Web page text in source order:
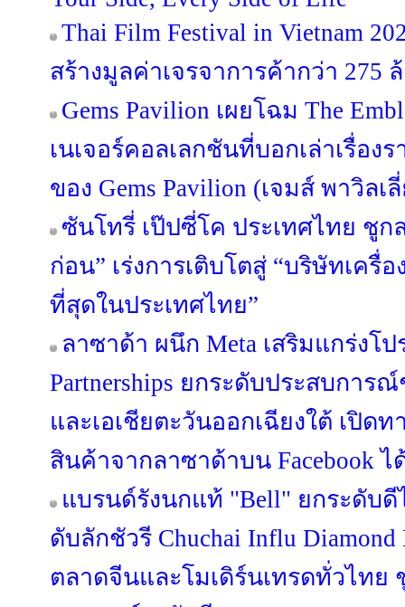
Thai Film Festival in Vietnam
สร้างมูลค่าเจรจาการค้ากว่า 275
Gems Pavilion เผยโฉม The
เนเจอร์คอลเลกชันที่บอกเล่าเรื่อง
ของ Gems Pavilion (เจมส์ พาวิลเ
ซันโทรี่ เป๊ปซี่โค ประเทศไทย ชู
ก่อน” เร่งการเติบโตสู่ “บริษัทเครื่
ที่สุดในประเทศไทย”
ลาซาด้า ผนึก Meta เสริมแกร่งโ
Partnerships ยกระดับประสบการ
และเอเชียตะวันออกเฉียงใต้ เปิดท
สินค้าจากลาซาด้าบน Facebook
แบรนด์รังนกแท้ "Bell" ยกระดับ
ดับลักชัวรี Chuchai Influ
ตลาดจีนและโมเดิร์นเทรดทั่วไทย